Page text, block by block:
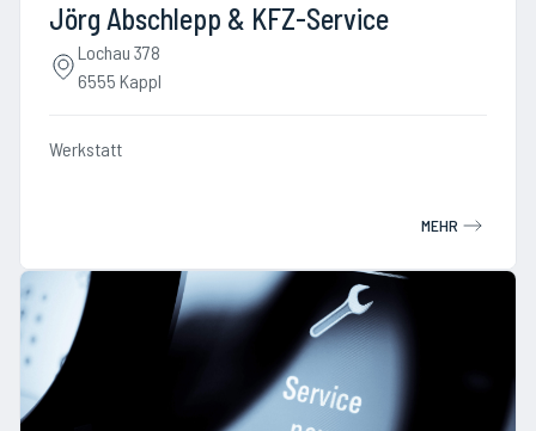
Jörg Abschlepp & KFZ-Service
Lochau 378
6555 Kappl
Werkstatt
MEHR